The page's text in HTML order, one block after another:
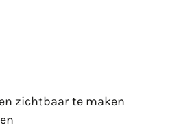
zichtbaar te maken